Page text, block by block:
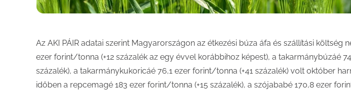
Az AKI PÁIR adatai szerint Magyarországon az étkezési búza áfa és szállítási költség
ezer forint/tonna (+12 százalék az egy évvel korábbihoz képest), a takarmánybúzáé
százalék), a takarmánykukoricáé 76,1 ezer forint/tonna (+41 százalék) volt október
időben a repcemagé 183 ezer forint/tonna (+15 százalék), a szójababé 170,8 ezer